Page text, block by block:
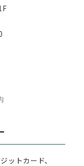
ットカード、